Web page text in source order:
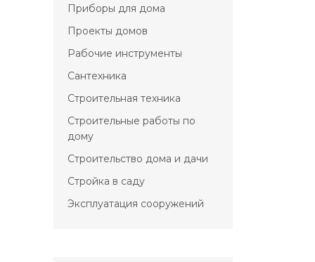
Приборы для дома
Проекты домов
Рабочие инструменты
Сантехника
Строительная техника
Строительные работы по
дому
Строительство дома и дачи
Стройка в саду
Эксплуатация сооружений